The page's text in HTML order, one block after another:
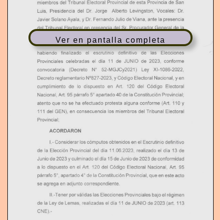
Ver en pantalla completa
miembros del Tribunal Electoral Provincial de esta Provincia de San
Luis, Presidencia del Dr. Jorge Alberto Levingston, Vocales: Dr.
Javier Solano Ayala, y Dr. Fernando Julio de Viana, ante la presencia
del Tribunal Electoral en presencia del Sr. Procurador General de la
Provincial Dra. Ana Giménez Lanza, y abierto el acto, DIJERON: que
habiendo finalizado el escrutinio definitivo de las Elecciones
Provinciales celebradas el día 11 de JUNIO de 2023, conforme
convocatoria (Decreto N' 52-MGJCy2021) Ley
Xl-1086-2022,
Decreto reglamentario No827-2023, y Código Electoral Nacional, y en
cumplimiento de lo dispuesto en Art. '120 del Código
Electoral
Nacional, Art. 95 párrafo 5' apartado 40 de la Constitución Provincial,
atento que no se ha efectuado protesta alguna conforme (Art. 110 y
111 del GEN), en consecuencia los miembros del Tribunal Electoral
Provincial,
ACORDARON
l.- Considerar los cómputos obtenidos en el Escrutinio definitivo
de la Elección Provincial del día 11.06.2023, realizado el día 13 de
Junio de 2023 y culminado el día 1 5 de Junio de 2023 de conformidad
a lo dispuesto en el Ar1. 120 del Código Electoral Nacional, Art. 95
párrafo 5", apartado 4" de la Constitución Provincial, que en este acto
se agrega en adjunto correspondiente.
ll.-Tener por válidas las Elecciones Provinciales bajo el régimen
de la Ley de Lemas, realizadas el día 1 1 de JUNIO de 2023 (art. 1 13
cNE).-